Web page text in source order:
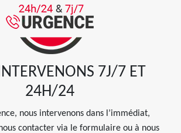
7J/7 ET
24H/24
nous intervenons dans l’immédiat,
contacter via le formulaire ou à nous